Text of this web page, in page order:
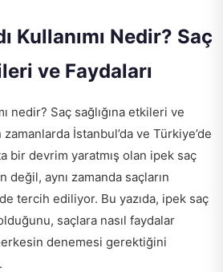
Kullanımı Nedir? Saç
ve Faydaları
nedir? Saç sağlığına etkileri ve
İstanbul’da ve Türkiye’de
bir devrim yaratmış olan ipek saç
değil, aynı zamanda saçların
tercih ediliyor. Bu yazıda, ipek saç
saçlara nasıl faydalar
denemesi gerektiğini